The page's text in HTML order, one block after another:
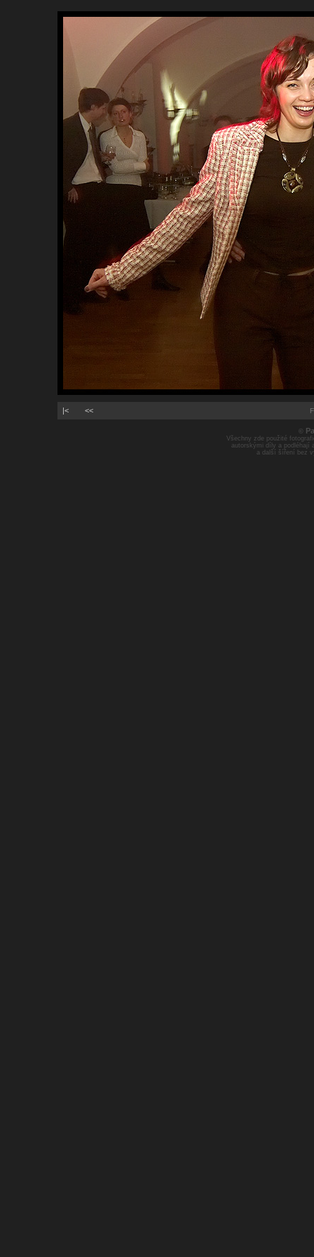
|< <<
©
Všechny zde použité
autorskými díly a podléhají
a další šíření bez